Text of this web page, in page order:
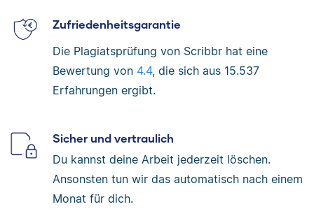
Zufriedenheitsgarantie
Die Plagiatsprüfung von Scribbr hat eine
Bewertung von 4.4, die sich aus 15.537
Erfahrungen ergibt.
Sicher und vertraulich
Du kannst deine Arbeit jederzeit löschen.
Ansonsten tun wir das automatisch nach einem
Monat für dich.